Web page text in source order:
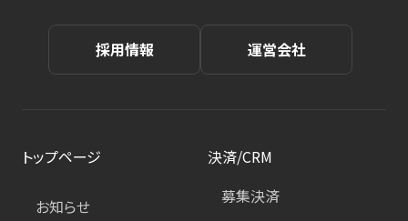
採用情報 運営会社
トップページ
お知らせ
決済/CRM
募集決済